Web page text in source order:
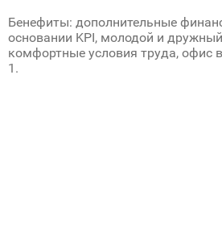
Бенефиты: дополнительные
основании KPI, молодой и
комфортные условия труда, офис
1.